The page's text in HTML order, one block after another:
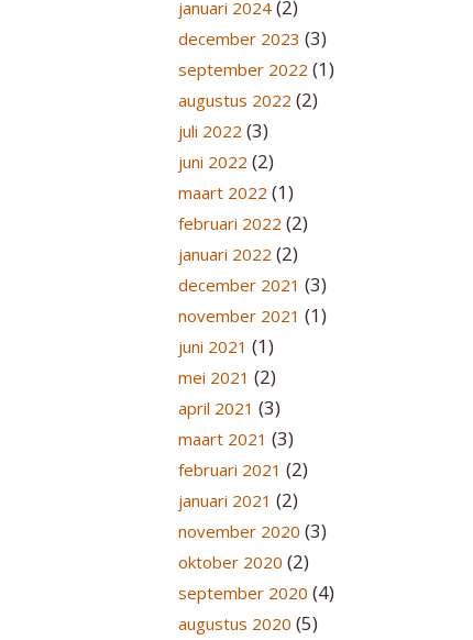
januari 2024 (2)
december 2023 (3)
september 2022 (1)
augustus 2022 (2)
juli 2022 (3)
juni 2022 (2)
maart 2022 (1)
februari 2022 (2)
januari 2022 (2)
december 2021 (3)
november 2021 (1)
juni 2021 (1)
mei 2021 (2)
april 2021 (3)
maart 2021 (3)
februari 2021 (2)
januari 2021 (2)
november 2020 (3)
oktober 2020 (2)
september 2020 (4)
augustus 2020 (5)